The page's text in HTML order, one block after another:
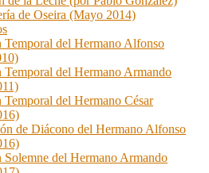
de Oseira (Mayo 2014)
Temporal del Hermano Alfonso
Temporal del Hermano Armando
Temporal del Hermano César
de Diácono del Hermano Alfonso
Solemne del Hermano Armando